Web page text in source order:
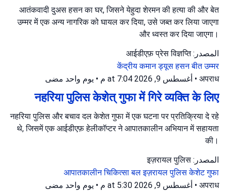
आतंकवादी दुअस हसन का घर, जिसने येहुदा शेरमन की हत्या की और बेत
उम्मर में एक अन्य नागरिक को घायल कर दिया, उसे जब्त कर लिया जाएगा
और ध्वस्त कर दिया जाएगा।
المصدر: आईडीएफ़ प्रेस विज्ञप्ति
केंद्रीय कमानड्यूस हसनबीत उम्मर
अपराध
• أغسطس 9, 2026 at 7:04 م • يوم واحد مضى
नहरिया पुलिस केशेत् गुफा में गिरे व्यक्ति के लिए
नहरिया पुलिस और बचाव दल केशेत गुफा में एक घटना पर प्रतिक्रिया दे रहे
थे, जिसमें एक आईडीएफ़ हेलीकॉप्टर ने आपातकालीन अभियान में सहायता
की।
المصدر: इज़रायल पुलिस
आपातकालीन चिकित्सा बलइज़रायल पुलिसकेशेट गुफा
अपराध
• أغسطس 9, 2026 at 5:30 م • يوم واحد مضى